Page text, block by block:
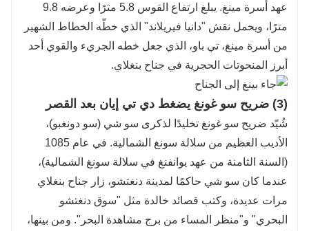
عهد أسرة مينغ. يبلغ ارتفاع القوس 5.8 مترًا وعرضه 9.8
مترًا، ويحمل نقش "دانيا فيريلاند" الذي خطّه الخطاط الشهير
من أسرة مينغ، تي باو، الذي جعل خطه الجريء والقوي أحد
أبرز المنحوتات الحجرية في جناح بنغلاي.
(3) ضريح سو غونغ يضغط دي تي إيان بعد القصر
شُيّد ضريح سو غونغ تخليدًا لذكرى سو شي (سو دونغبو)،
الأديب العظيم من سلالة سونغ الشمالية. في عام 1085
(السنة الثامنة من عهد يوانفنغ في سلالة سونغ الشمالية)،
عندما كان سو شي حاكمًا لمدينة دنغتشو، زار جناح بنغلاي
مرات عديدة، وكتب قصائد خالدة مثل "سوق دنغتشو
البحري" و"منظر المساء من برج مشاهدة البحر". ومن بينها،